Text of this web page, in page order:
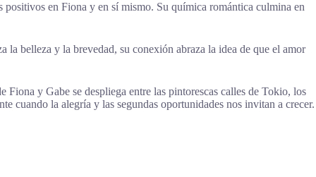
positivos en Fiona y en sí mismo. Su química romántica culmina en
belleza y la brevedad, su conexión abraza la idea de que el amor
y Gabe se despliega entre las pintorescas calles de Tokio, los
cuando la alegría y las segundas oportunidades nos invitan a crecer.